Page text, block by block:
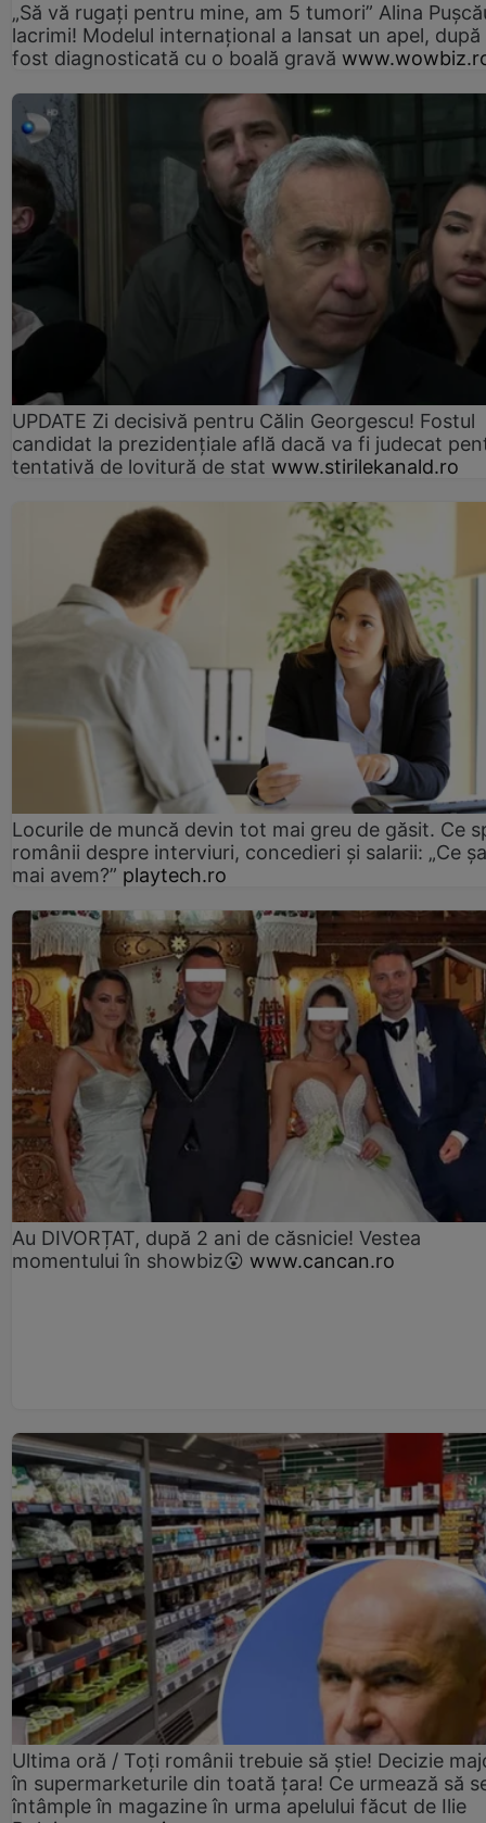
„Să vă rugați pentru mine, am 5 tumori” Alina
lacrimi! Modelul internațional a lansat un apel, după
fost diagnosticată cu o boală gravă
UPDATE Zi decisivă pentru Călin Georgescu! Fostul
candidat la prezidențiale află dacă va fi judecat
tentativă de lovitură de stat www.stirilekanald.ro
Locurile de muncă devin tot mai greu de găsit. Ce
românii despre interviuri, concedieri și salarii: „Ce
mai avem?” playtech.ro
Au DIVORȚAT, după 2 ani de căsnicie! Vestea
momentului în showbiz😮 www.cancan.ro
Ultima oră / Toți românii trebuie să știe! Decizie
în supermarketurile din toată țara! Ce urmează să
întâmple în magazine în urma apelului făcut de Ilie